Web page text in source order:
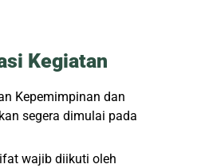
Kegiatan
Kepemimpinan dan
segera dimulai pada
wajib diikuti oleh